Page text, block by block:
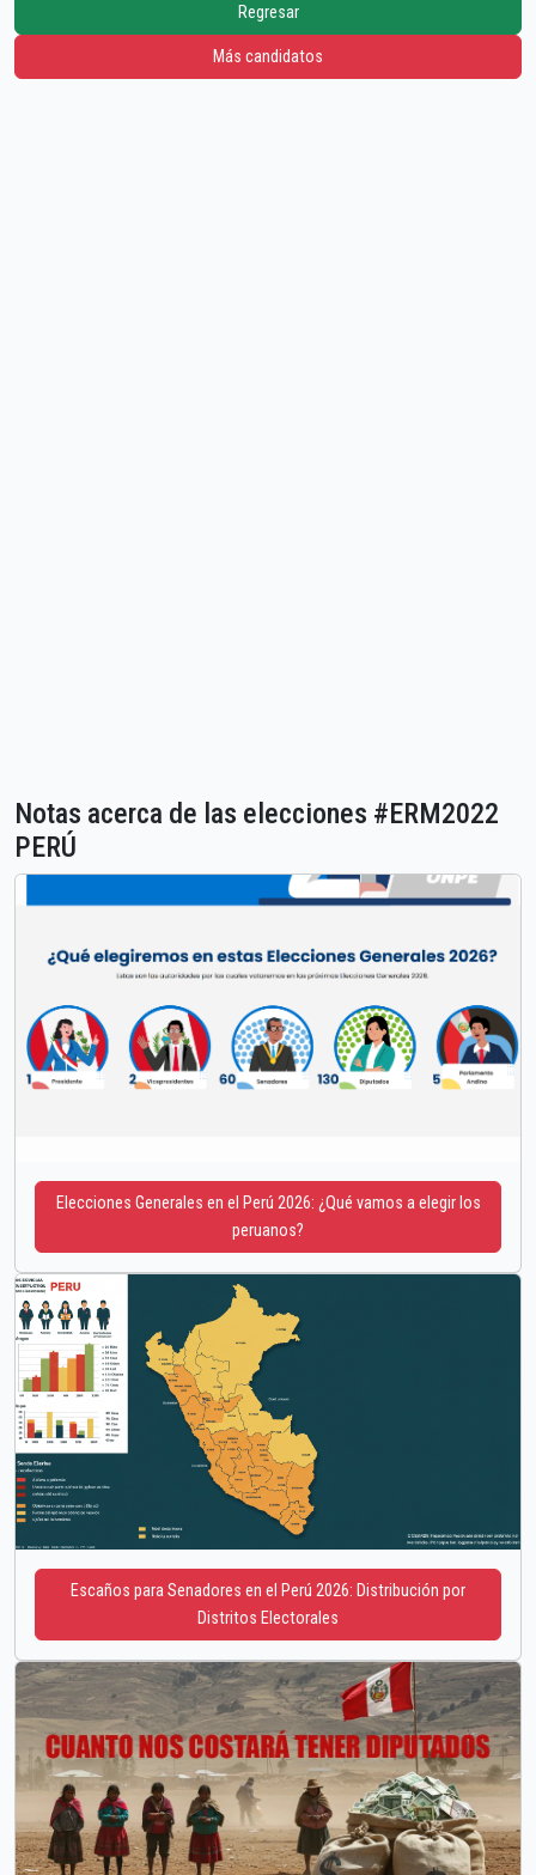
Regresar
Más candidatos
Notas acerca de las elecciones #ERM2022
PERÚ
Elecciones Generales en el Perú 2026: ¿Qué vamos a elegir los
peruanos?
Escaños para Senadores en el Perú 2026: Distribución por
Distritos Electorales